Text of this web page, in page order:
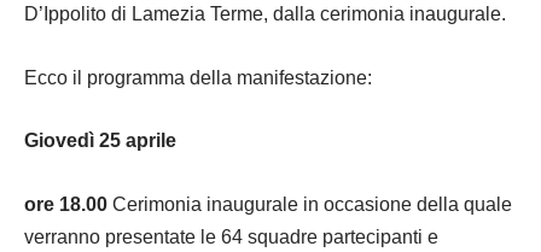
D’Ippolito di Lamezia Terme, dalla cerimonia inaugurale.
Ecco il programma della manifestazione:
Giovedì 25 aprile
ore 18.00 Cerimonia inaugurale in occasione della quale
verranno presentate le 64 squadre partecipanti e